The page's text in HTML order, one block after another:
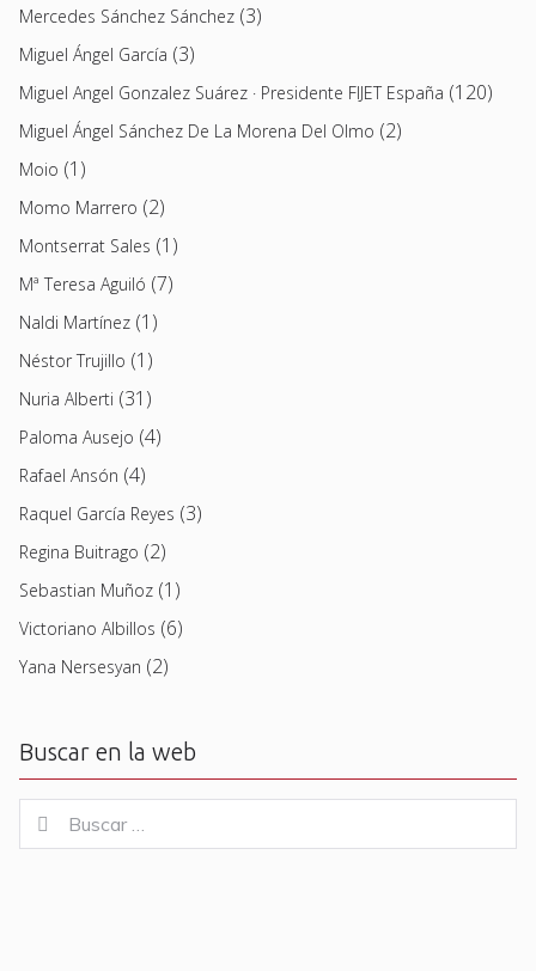
Mercedes Sánchez Sánchez (3)
Miguel Ángel García (3)
Miguel Angel Gonzalez Suárez · Presidente FIJET España (120)
Miguel Ángel Sánchez De La Morena Del Olmo (2)
Moio (1)
Momo Marrero (2)
Montserrat Sales (1)
Mª Teresa Aguiló (7)
Naldi Martínez (1)
Néstor Trujillo (1)
Nuria Alberti (31)
Paloma Ausejo (4)
Rafael Ansón (4)
Raquel García Reyes (3)
Regina Buitrago (2)
Sebastian Muñoz (1)
Victoriano Albillos (6)
Yana Nersesyan (2)
Buscar en la web
for:
Buscar